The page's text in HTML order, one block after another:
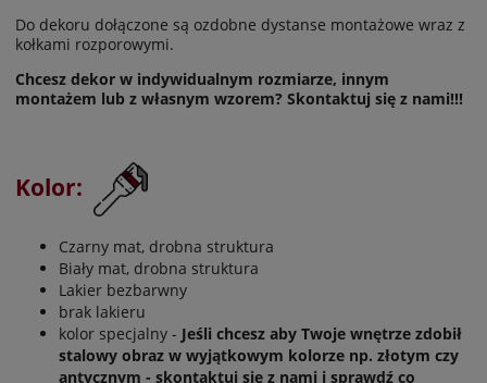
Do dekoru dołączone są ozdobne dystanse montażowe wraz z
kołkami rozporowymi.
Chcesz dekor w indywidualnym rozmiarze, innym
montażem lub z własnym wzorem? Skontaktuj się z nami!!!
Kolor:
Czarny mat, drobna struktura
Biały mat, drobna struktura
Lakier bezbarwny
brak lakieru
kolor specjalny - Jeśli chcesz aby Twoje wnętrze zdobił
stalowy obraz w wyjątkowym kolorze np. złotym czy
antycznym - skontaktuj się z nami i sprawdź co